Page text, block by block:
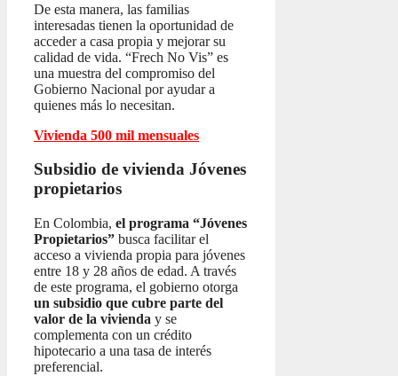
De esta manera, las familias
interesadas tienen la oportunidad de
acceder a casa propia y mejorar su
calidad de vida. “Frech No Vis” es
una muestra del compromiso del
Gobierno Nacional por ayudar a
quienes más lo necesitan.
Vivienda 500 mil mensuales
Subsidio de vivienda Jóvenes
propietarios
En Colombia, el programa “Jóvenes
Propietarios” busca facilitar el
acceso a vivienda propia para jóvenes
entre 18 y 28 años de edad. A través
de este programa, el gobierno otorga
un subsidio que cubre parte del
valor de la vivienda y se
complementa con un crédito
hipotecario a una tasa de interés
preferencial.